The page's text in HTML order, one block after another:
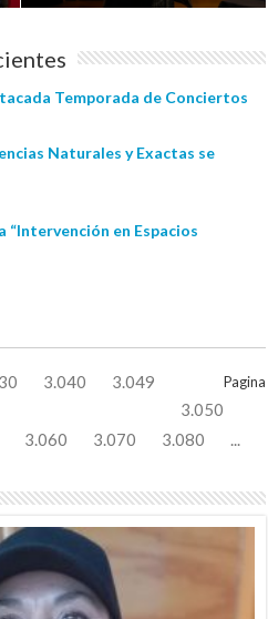
Temporada de Conciertos
Naturales y Exactas se
en Espacios
Pagina
3.040
3.049
3.050
3.060 3.070 3.080
...